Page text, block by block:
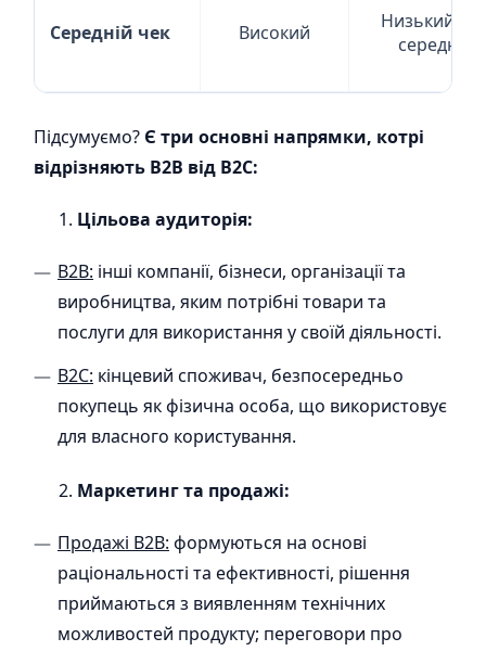
Середній чек Високий
Низький
середній
Підсумуємо? Є три основні напрямки, котрі
відрізняють B2B від В2С:
Цільова аудиторія:
B2B: інші компанії, бізнеси, організації та
виробництва, яким потрібні товари та
послуги для використання у своїй діяльності.
В2С: кінцевий споживач, безпосередньо
покупець як фізична особа, що використовує
для власного користування.
Маркетинг та продажі:
Продажі B2B: формуються на основі
раціональності та ефективності, рішення
приймаються з виявленням технічних
можливостей продукту; переговори про